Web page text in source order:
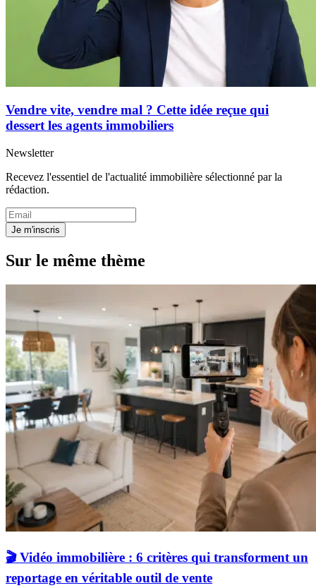
Vendre vite, vendre mal ? Cette idée reçue qui
dessert les agents immobiliers
Newsletter
Recevez l'essentiel de l'actualité immobilière sélectionné par la
rédaction.
Je m'inscris
Sur le même thème
🎬 Vidéo immobilière : 6 critères qui transforment un
reportage en véritable outil de vente